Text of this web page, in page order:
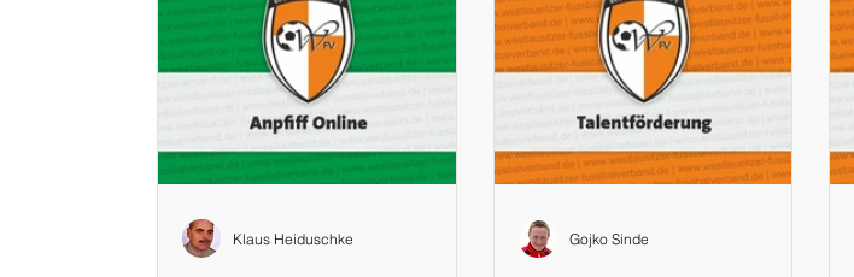
Klaus Heiduschke Gojko Sinde